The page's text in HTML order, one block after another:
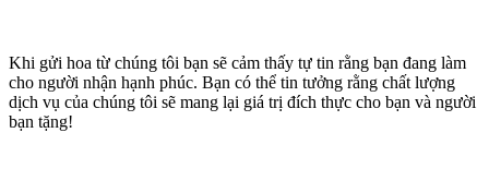
Khi gửi hoa từ chúng tôi bạn sẽ cảm thấy tự tin rằng bạn đang làm
cho người nhận hạnh phúc. Bạn có thể tin tưởng rằng chất lượng
dịch vụ của chúng tôi sẽ mang lại giá trị đích thực cho bạn và người
bạn tặng!